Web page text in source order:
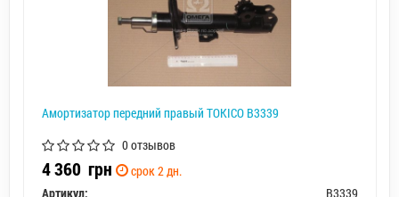
Амортизатор передний правый TOKICO B3339
0 отзывов
4 360 грн
срок 2 дн.
Артикул:
B3339